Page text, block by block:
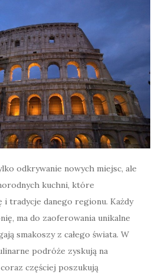
odkrywanie nowych miejsc, ale
kuchni, które
tradycje danego regionu. Każdy
ma do zaoferowania unikalne
smakoszy z całego świata. W
podróże zyskują na
częściej poszukują